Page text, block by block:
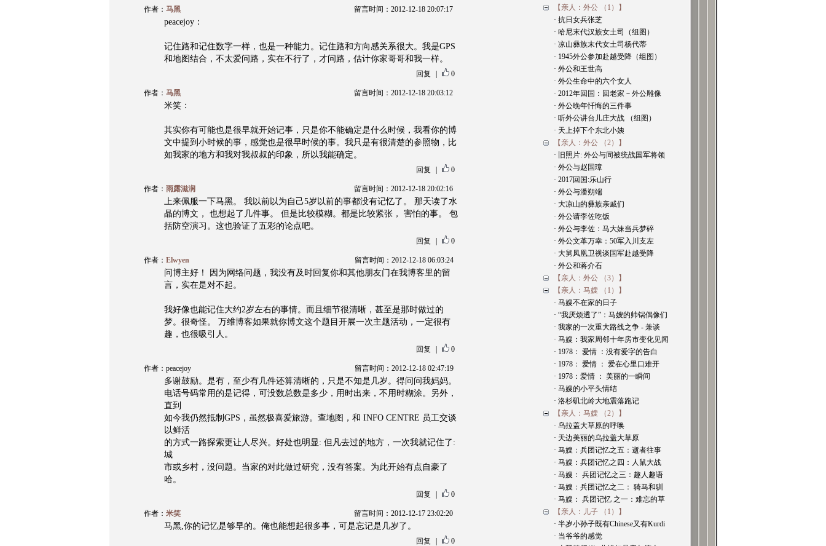
作者： 马黑 留言时间：2012-12-18 20:07:17
peacejoy：
记住路和记住数字一样，也是一种能力。记住路和方向感关系很大。我是GPS
和地图结合，不太爱问路，实在不行了，才问路，估计你家哥哥和我一样。
回复 0
作者： 马黑 留言时间：2012-12-18 20:03:12
米笑：
其实你有可能也是很早就开始记事，只是你不能确定是什么时候，我看你的博
文中提到小时候的事，感觉也是很早时候的事。我只是有很清楚的参照物，比
如我家的地方和我对我叔叔的印象，所以我能确定。
回复 0
作者： 雨露滋润 留言时间：2012-12-18 20:02:16
上来佩服一下马黑。 我以前以为自己5岁以前的事都没有记忆了。 那天读了水
晶的博文， 也想起了几件事。 但是比较模糊。都是比较紧张， 害怕的事。 包
括防空演习。这也验证了五彩的论点吧。
回复 0
作者： Elwyen 留言时间：2012-12-18 06:03:24
问博主好！ 因为网络问题，我没有及时回复你和其他朋友门在我博客里的留
言，实在是对不起。
我好像也能记住大约2岁左右的事情。而且细节很清晰，甚至是那时做过的
梦。很奇怪。 万维博客如果就你博文这个题目开展一次主题活动，一定很有
趣，也很吸引人。
回复 0
作者：peacejoy 留言时间：2012-12-18 02:47:19
多谢鼓励。是有，至少有几件还算清晰的，只是不知是几岁。得问问我妈妈。
电话号码常用的是记得，可没数总数是多少，用时出来，不用时糊涂。另外，
直到
如今我仍然抵制GPS，虽然极喜爱旅游。查地图，和 INFO CENTRE 员工交谈
以鲜活
的方式一路探索更让人尽兴。好处也明显: 但凡去过的地方，一次我就记住了:
城
市或乡村，没问题。当家的对此做过研究，没有答案。为此开始有点自豪了
哈。
回复 0
作者： 米笑 留言时间：2012-12-17 23:02:20
马黑,你的记忆是够早的。俺也能想起很多事，可是忘记是几岁了。
回复 0
【亲人：外公 （1）】
· 抗日女兵张芝
· 哈尼末代汉族女土司（组图）
· 凉山彝族末代女土司杨代蒂
· 1945外公参加赴越受降（组图）
· 外公和王世高
· 外公生命中的六个女人
· 2012年回国：回老家－外公雕像
· 外公晚年忏悔的三件事
· 听外公讲台儿庄大战 （组图）
· 天上掉下个东北小姨
【亲人：外公 （2）】
· 旧照片: 外公与同被统战国军将领
· 外公与赵国璋
· 2017回国:乐山行
· 外公与潘朔端
· 大凉山的彝族亲戚们
· 外公请李佐吃饭
· 外公与李佐：马大妹当兵梦碎
· 外公文革万幸：50军入川支左
· 大舅凤凰卫视谈国军赴越受降
· 外公和蒋介石
【亲人：外公 （3）】
【亲人：马嫂 （1）】
· 马嫂不在家的日子
· “我厌烦透了”：马嫂的帅锅偶像们
· 我家的一次重大路线之争 - 兼谈
· 马嫂：我家周邻十年房市变化见闻
· 1978： 爱情 ：没有爱字的告白
· 1978： 爱情 ： 爱在心里口难开
· 1978：爱情 ： 美丽的一瞬间
· 马嫂的小平头情结
· 洛杉矶北岭大地震落跑记
【亲人：马嫂 （2）】
· 乌拉盖大草原的呼唤
· 天边美丽的乌拉盖大草原
· 马嫂：兵团记忆之五：逝者往事
· 马嫂：兵团记忆之四：人鼠大战
· 马嫂： 兵团记忆之三：趣人趣语
· 马嫂：兵团记忆之二： 骑马和驯
· 马嫂： 兵团记忆 之一：难忘的草
【亲人：儿子 （1）】
· 半岁小孙子既有Chinese又有Kurdi
· 当爷爷的感觉